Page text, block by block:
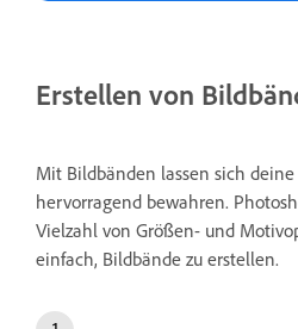
Erstellen von
Mit Bildbänden lassen sich
hervorragend bewahren.
Vielzahl von Größen- und
einfach, Bildbände zu erstellen.